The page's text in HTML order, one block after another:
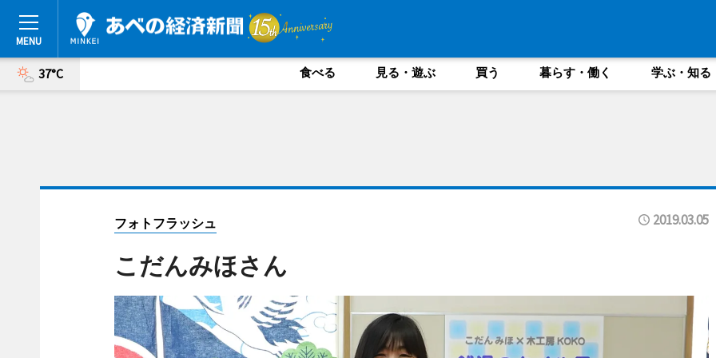
37°C 食べる 見る・遊ぶ 買う 暮らす・働く 学ぶ・知る
フォトフラッシュ 2019.03.05
こだんみほさん